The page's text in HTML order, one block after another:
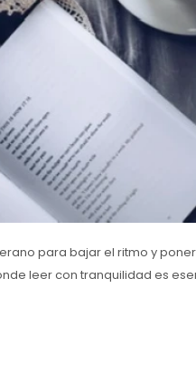
para bajar el ritmo y
leer con tranquilidad es